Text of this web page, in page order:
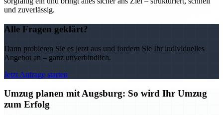
und zuverlässig.
Alle Fragen geklärt?
Dann probieren Sie es jetzt aus und fordern Sie Ihr individuelles
Angebot an – ganz unverbindlich.
Jetzt Anfrage starten
Umzug planen mit Augsburg: So wird Ihr Umzug
zum Erfolg